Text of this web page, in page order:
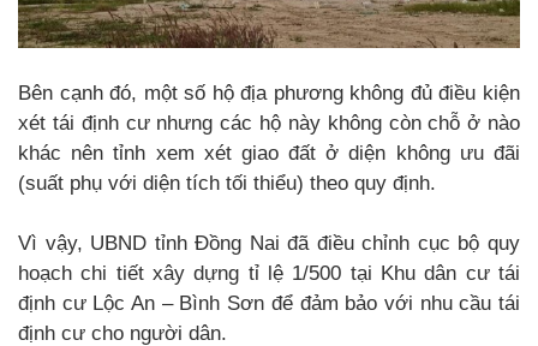
Bên cạnh đó, một số hộ địa phương không đủ điều kiện
xét tái định cư nhưng các hộ này không còn chỗ ở nào
khác nên tỉnh xem xét giao đất ở diện không ưu đãi
(suất phụ với diện tích tối thiểu) theo quy định.
Vì vậy, UBND tỉnh Đồng Nai đã điều chỉnh cục bộ quy
hoạch chi tiết xây dựng tỉ lệ 1/500 tại Khu dân cư tái
định cư Lộc An – Bình Sơn để đảm bảo với nhu cầu tái
định cư cho người dân.